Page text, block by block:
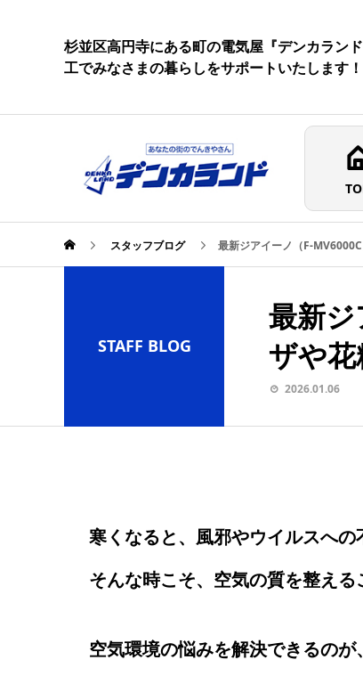
杉並区高円寺にある町の電気屋『デンカラン
工でみなさまの暮らしをサポートいたします！
スタッフブログ 最新ジアイーノ（F-
STAFF BLOG
最新
ザや
2026.01.06
寒くなると、風邪やウイルスへ
そんな時こそ、空気の質を整える
空気環境の悩みを解決できるの